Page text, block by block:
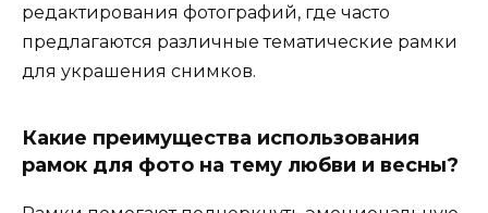
редактирования фотографий, где часто
предлагаются различные тематические рамки
для украшения снимков.
Какие преимущества использования
рамок для фото на тему любви и весны?